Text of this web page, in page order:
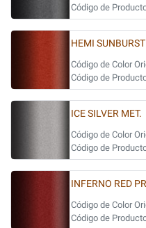
Código de
HEMI
Código de Color
Código de
ICE SILVER MET.
Código de Color
Código de
INFERNO RED
Código de Color
Código de